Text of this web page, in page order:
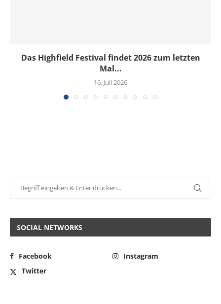
Das Highfield Festival findet 2026 zum letzten
Mal...
16. Juli 2026
SOCIAL NETWORKS
Facebook
Instagram
Twitter